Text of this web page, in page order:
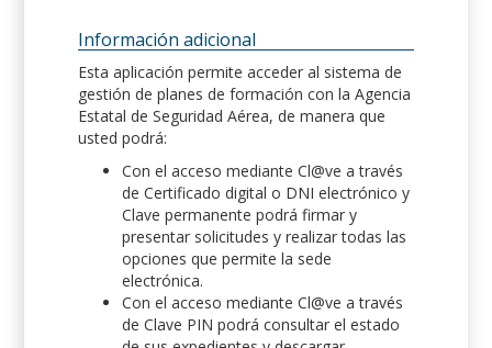
Información adicional
Esta aplicación permite acceder al sistema de
gestión de planes de formación con la Agencia
Estatal de Seguridad Aérea, de manera que
usted podrá:
Con el acceso mediante Cl@ve a través
de Certificado digital o DNI electrónico y
Clave permanente podrá firmar y
presentar solicitudes y realizar todas las
opciones que permite la sede
electrónica.
Con el acceso mediante Cl@ve a través
de Clave PIN podrá consultar el estado